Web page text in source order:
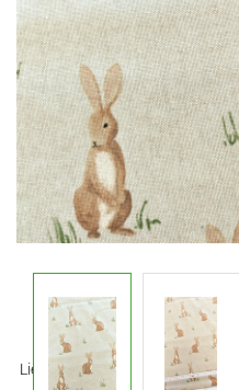
Lieferzeit: